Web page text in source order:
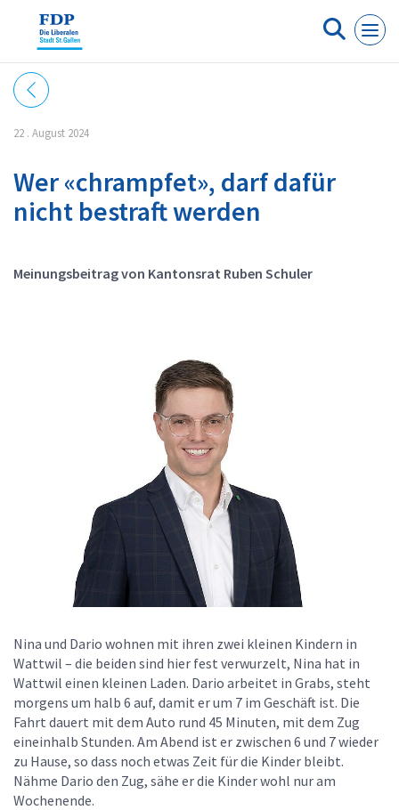
22 . August 2024
Wer «chrampfet», darf dafür
nicht bestraft werden
Meinungsbeitrag von Kantonsrat Ruben Schuler
Nina und Dario wohnen mit ihren zwei kleinen Kindern in
Wattwil – die beiden sind hier fest verwurzelt, Nina hat in
Wattwil einen kleinen Laden. Dario arbeitet in Grabs, steht
morgens um halb 6 auf, damit er um 7 im Geschäft ist. Die
Fahrt dauert mit dem Auto rund 45 Minuten, mit dem Zug
eineinhalb Stunden. Am Abend ist er zwischen 6 und 7 wieder
zu Hause, so dass noch etwas Zeit für die Kinder bleibt.
Nähme Dario den Zug, sähe er die Kinder wohl nur am
Wochenende.
Cookie-Einstellungen